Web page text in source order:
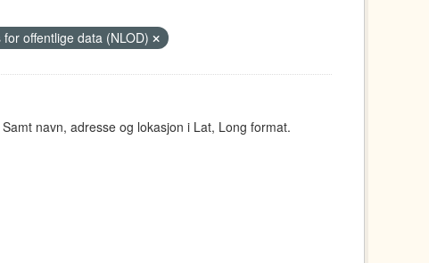
for offentlige data (NLOD)
navn, adresse og lokasjon i Lat, Long format.